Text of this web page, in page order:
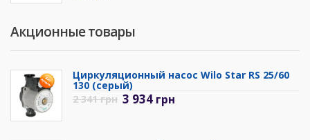
Акционные товары
Циркуляционный насос Wilo Star RS 25/60
130 (серый)
2 341грн 3 934 грн